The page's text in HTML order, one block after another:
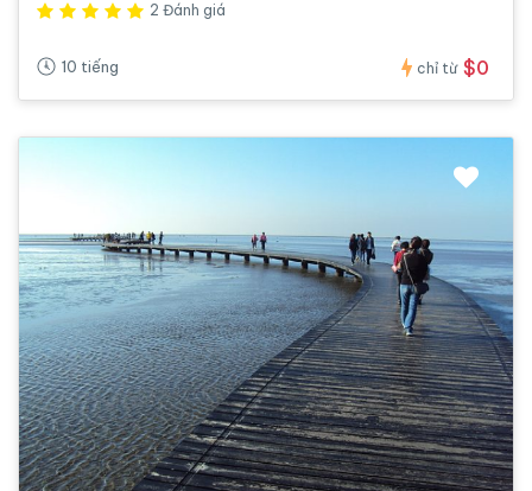
2 Đánh giá
10 tiếng chỉ từ $0